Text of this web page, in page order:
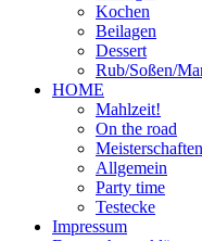
Kochen
Beilagen
Dessert
Rub/Soßen/
HOME
Mahlzeit!
On the road
Meisterschaften
Allgemein
Party time
Testecke
Impressum